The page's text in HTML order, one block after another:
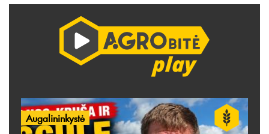
Augalininkystė